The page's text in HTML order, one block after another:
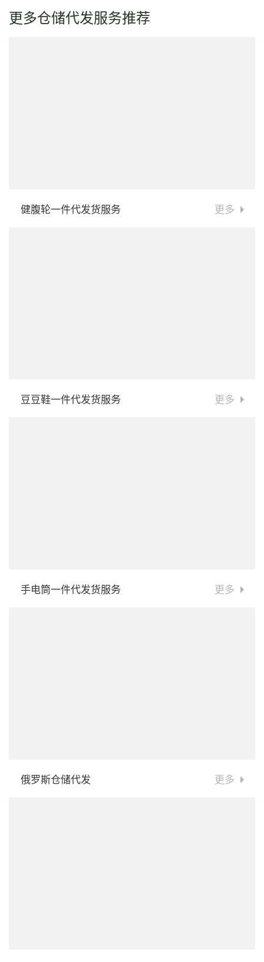
更多仓储代发服务推荐
健腹轮一件代发货服务 更多
豆豆鞋一件代发货服务 更多
手电筒一件代发货服务 更多
俄罗斯仓储代发 更多